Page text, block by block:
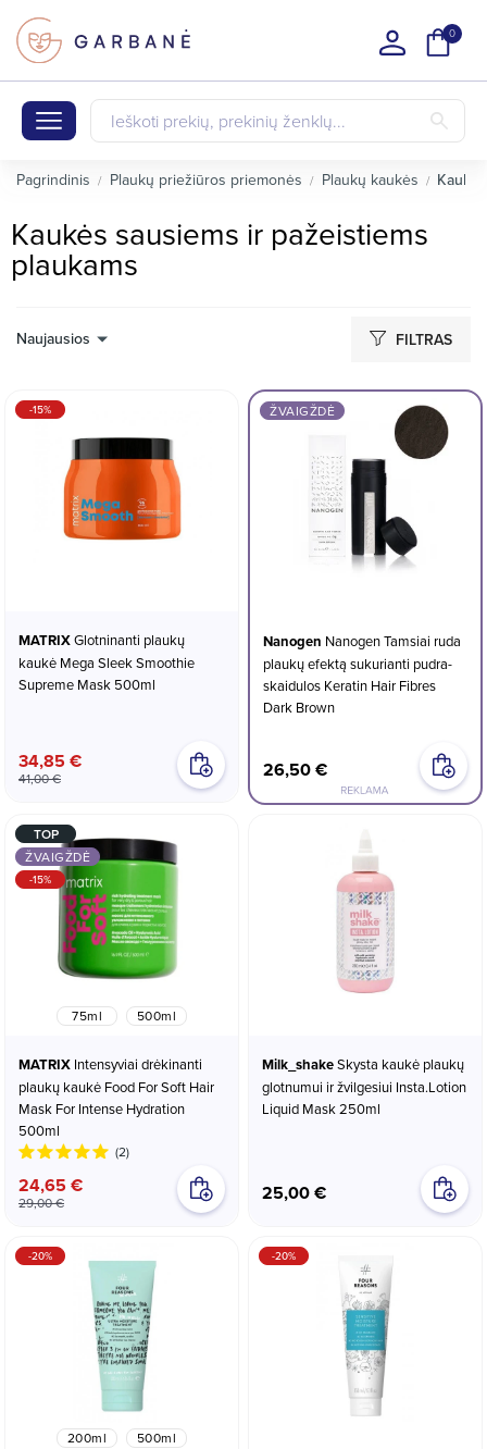
0
Pagrindinis Plaukų priežiūros priemonės Plaukų kaukės
Kaukės sausiems ir pažeistiems
plaukams
Naujausios FILTRAS
MATRIX
kaukė Mega Sleek Smoothie
Supreme Mask 500ml
34,85 €
41,00 €
-15%
Nanogen
plaukų efektą sukurianti pudra-
skaidulos Keratin Hair Fibres
Dark Brown
26,50 €
ŽVAIGŽDĖ
75ml 500ml
MATRIX
plaukų kaukė Food For Soft Hair
Mask For Intense Hydration
500ml
(2)
24,65 €
29,00 €
TOP
ŽVAIGŽDĖ
-15%
Milk_shake
glotnumui ir žvilgesiui Insta.Lotion
Liquid Mask 250ml
25,00 €
200ml 500ml
-20% -20%